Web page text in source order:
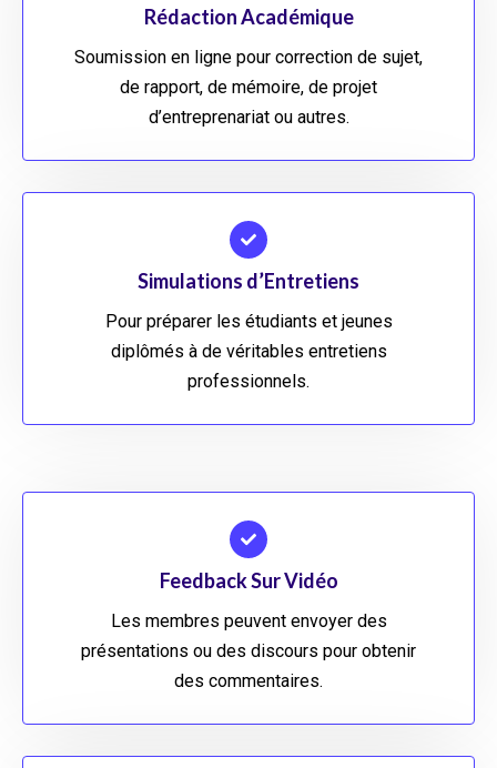
Rédaction Académique
Soumission en ligne pour correction de sujet,
de rapport, de mémoire, de projet
d’entreprenariat ou autres.
Simulations d’Entretiens
Pour préparer les étudiants et jeunes
diplômés à de véritables entretiens
professionnels.
Feedback Sur Vidéo
Les membres peuvent envoyer des
présentations ou des discours pour obtenir
des commentaires.